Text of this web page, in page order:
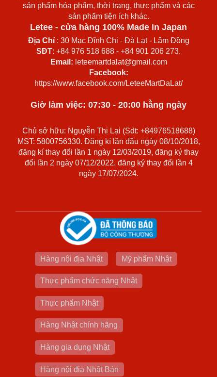
sản phẩm hóa phẩm, thời trang, thực phẩm và các
sản phẩm tiện ích khác.
Letee - cửa hàng 100% Made in Japan
Địa Chỉ: 30 Mạc Đĩnh Chi - Đà Lạt - Lâm Đồng
SĐT: +84 976 518 688 - +84 901 206 273.
Email: leteemartdalat@gmail.com
Facebook:
https://www.facebook.com/LeteeMartDaLat/
Giờ làm việc: 07:30 - 20:00 hằng ngày
Chủ sở hữu: Nguyễn Thị Lại (Sdt: +84976518688)
MST: 5800756330. Đăng kí lần đầu ngày 08/10/2018,
đăng kí thay đổi lần 1 ngày 12/03/2019, đăng ký thay
đổi lần 2 ngày 07/12/2022, đăng ký thay đổi lần 4
ngày 17/07/2024.
Hàng nội địa Nhật Mỹ phẩm Nhật
Thực phẩm chức năng Nhật
Thực phẩm Nhật
Hàng Nhật chính hãng
Hàng gia dụng Nhật
Hàng nội địa Nhật Bản